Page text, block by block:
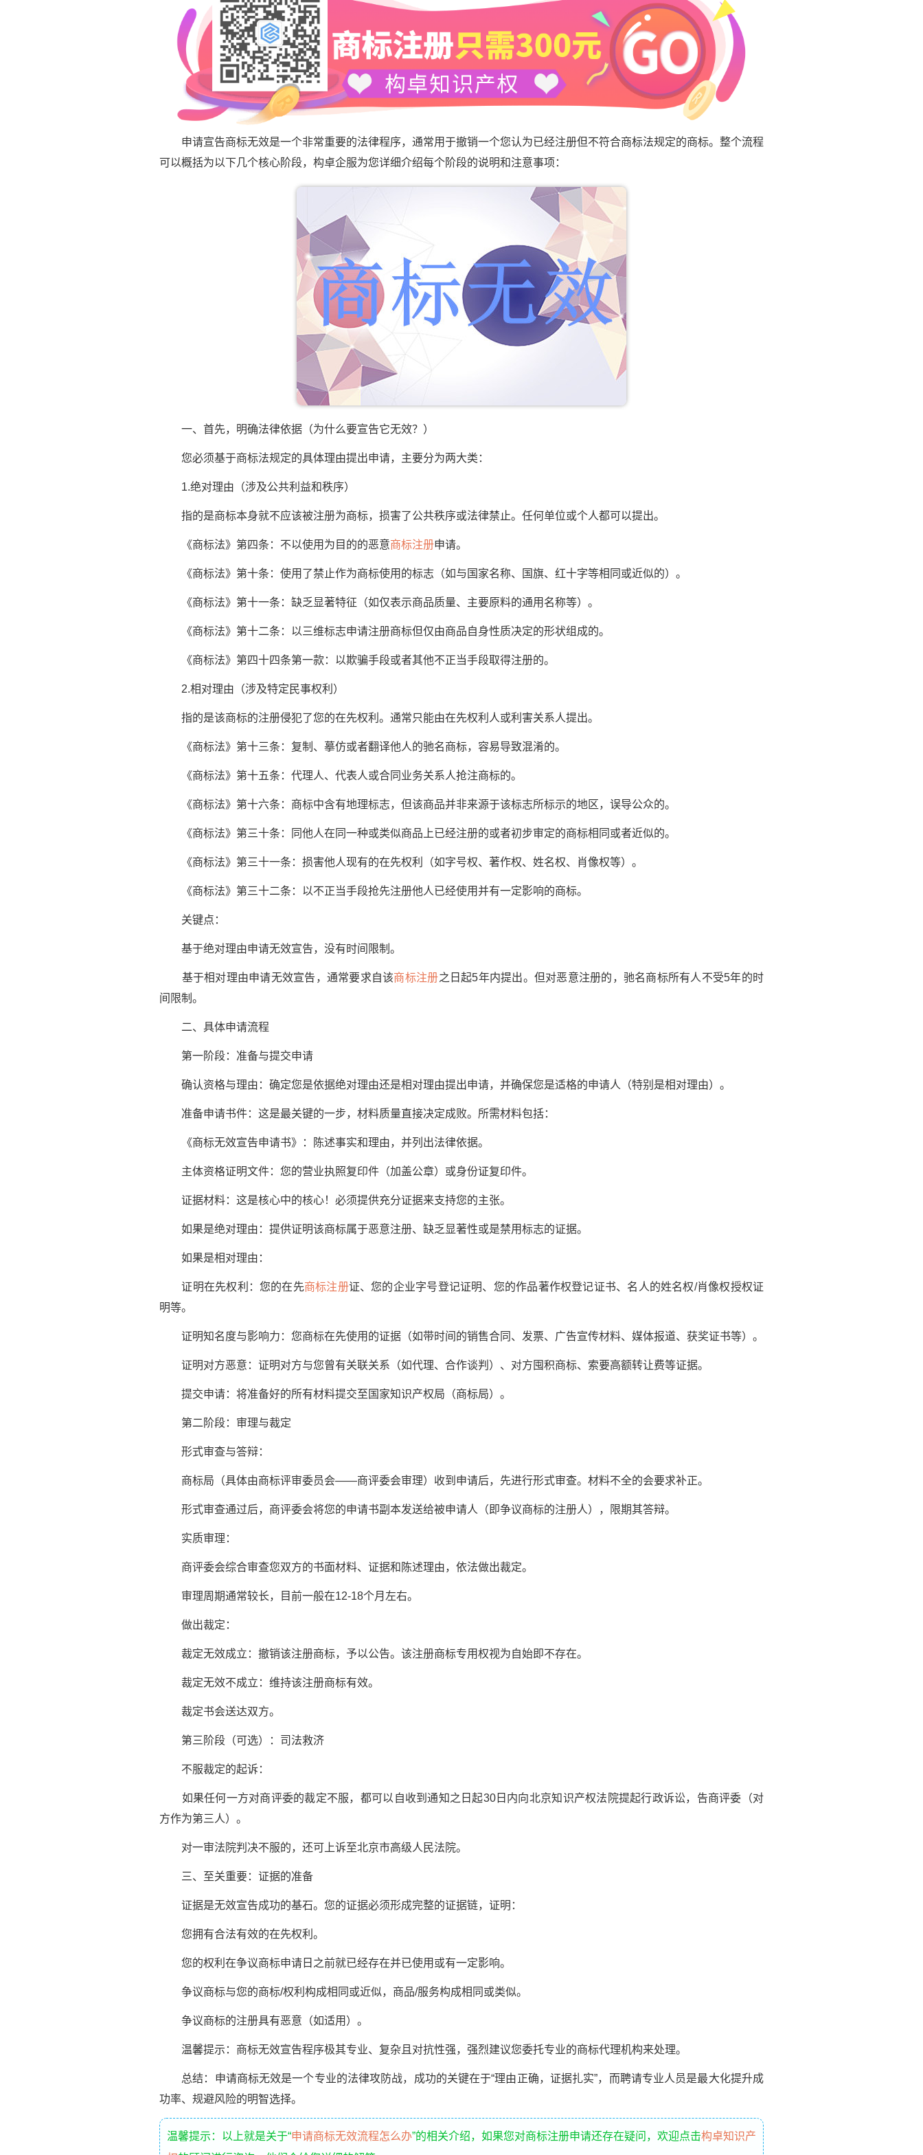
申请宣告商标无效是一个非常重要的法律程序，通常用于撤销一个您认为已经注册但不符合商标法规定的商标。整个流程
可以概括为以下几个核心阶段，构卓企服为您详细介绍每个阶段的说明和注意事项：
一、首先，明确法律依据（为什么要宣告它无效？）
您必须基于商标法规定的具体理由提出申请，主要分为两大类：
1.绝对理由（涉及公共利益和秩序）
指的是商标本身就不应该被注册为商标，损害了公共秩序或法律禁止。任何单位或个人都可以提出。
《商标法》第四条：不以使用为目的的恶意商标注册申请。
《商标法》第十条：使用了禁止作为商标使用的标志（如与国家名称、国旗、红十字等相同或近似的）。
《商标法》第十一条：缺乏显著特征（如仅表示商品质量、主要原料的通用名称等）。
《商标法》第十二条：以三维标志申请注册商标但仅由商品自身性质决定的形状组成的。
《商标法》第四十四条第一款：以欺骗手段或者其他不正当手段取得注册的。
2.相对理由（涉及特定民事权利）
指的是该商标的注册侵犯了您的在先权利。通常只能由在先权利人或利害关系人提出。
《商标法》第十三条：复制、摹仿或者翻译他人的驰名商标，容易导致混淆的。
《商标法》第十五条：代理人、代表人或合同业务关系人抢注商标的。
《商标法》第十六条：商标中含有地理标志，但该商品并非来源于该标志所标示的地区，误导公众的。
《商标法》第三十条：同他人在同一种或类似商品上已经注册的或者初步审定的商标相同或者近似的。
《商标法》第三十一条：损害他人现有的在先权利（如字号权、著作权、姓名权、肖像权等）。
《商标法》第三十二条：以不正当手段抢先注册他人已经使用并有一定影响的商标。
关键点：
基于绝对理由申请无效宣告，没有时间限制。
基于相对理由申请无效宣告，通常要求自该商标注册之日起5年内提出。但对恶意注册的，驰名商标所有人不受5年的时
间限制。
二、具体申请流程
第一阶段：准备与提交申请
确认资格与理由：确定您是依据绝对理由还是相对理由提出申请，并确保您是适格的申请人（特别是相对理由）。
准备申请书件：这是最关键的一步，材料质量直接决定成败。所需材料包括：
《商标无效宣告申请书》：陈述事实和理由，并列出法律依据。
主体资格证明文件：您的营业执照复印件（加盖公章）或身份证复印件。
证据材料：这是核心中的核心！必须提供充分证据来支持您的主张。
如果是绝对理由：提供证明该商标属于恶意注册、缺乏显著性或是禁用标志的证据。
如果是相对理由：
证明在先权利：您的在先商标注册证、您的企业字号登记证明、您的作品著作权登记证书、名人的姓名权/肖像权授权证
明等。
证明知名度与影响力：您商标在先使用的证据（如带时间的销售合同、发票、广告宣传材料、媒体报道、获奖证书等）。
证明对方恶意：证明对方与您曾有关联关系（如代理、合作谈判）、对方囤积商标、索要高额转让费等证据。
提交申请：将准备好的所有材料提交至国家知识产权局（商标局）。
第二阶段：审理与裁定
形式审查与答辩：
商标局（具体由商标评审委员会——商评委会审理）收到申请后，先进行形式审查。材料不全的会要求补正。
形式审查通过后，商评委会将您的申请书副本发送给被申请人（即争议商标的注册人），限期其答辩。
实质审理：
商评委会综合审查您双方的书面材料、证据和陈述理由，依法做出裁定。
审理周期通常较长，目前一般在12-18个月左右。
做出裁定：
裁定无效成立：撤销该注册商标，予以公告。该注册商标专用权视为自始即不存在。
裁定无效不成立：维持该注册商标有效。
裁定书会送达双方。
第三阶段（可选）：司法救济
不服裁定的起诉：
如果任何一方对商评委的裁定不服，都可以自收到通知之日起30日内向北京知识产权法院提起行政诉讼，告商评委（对
方作为第三人）。
对一审法院判决不服的，还可上诉至北京市高级人民法院。
三、至关重要：证据的准备
证据是无效宣告成功的基石。您的证据必须形成完整的证据链，证明：
您拥有合法有效的在先权利。
您的权利在争议商标申请日之前就已经存在并已使用或有一定影响。
争议商标与您的商标/权利构成相同或近似，商品/服务构成相同或类似。
争议商标的注册具有恶意（如适用）。
温馨提示：商标无效宣告程序极其专业、复杂且对抗性强，强烈建议您委托专业的商标代理机构来处理。
总结：申请商标无效是一个专业的法律攻防战，成功的关键在于“理由正确，证据扎实”，而聘请专业人员是最大化提升成
功率、规避风险的明智选择。
温馨提示：以上就是关于“申请商标无效流程怎么办”的相关介绍，如果您对商标注册申请还存在疑问，欢迎点击构卓知识产